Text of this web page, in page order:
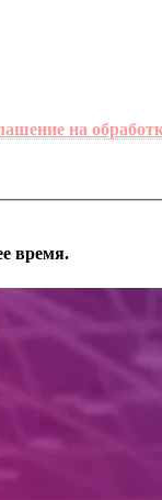
на
время.